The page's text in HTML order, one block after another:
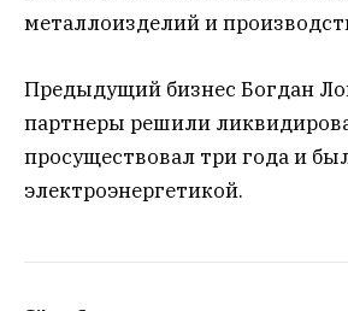
металлоизделий и
Предыдущий бизнес Богдан
партнеры решили
просуществовал три года и
электроэнергетикой.